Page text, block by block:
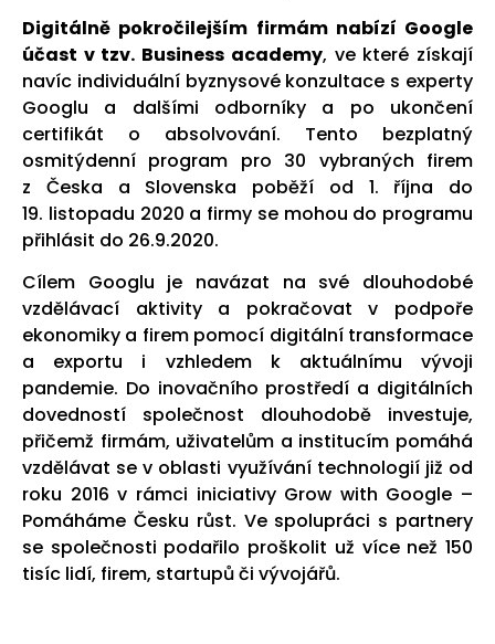
Digitálně pokročilejším firmám nabízí Google
účast v tzv. Business academy, ve které získají
navíc individuální byznysové konzultace s experty
Googlu a dalšími odborníky a po ukončení
certifikát o absolvování. Tento bezplatný
osmitýdenní program pro 30 vybraných firem
z Česka a Slovenska poběží od 1. října do
19. listopadu 2020 a firmy se mohou do programu
přihlásit do 26.9.2020.
Cílem Googlu je navázat na své dlouhodobé
vzdělávací aktivity a pokračovat v podpoře
ekonomiky a firem pomocí digitální transformace
a exportu i vzhledem k aktuálnímu vývoji
pandemie. Do inovačního prostředí a digitálních
dovedností společnost dlouhodobě investuje,
přičemž firmám, uživatelům a institucím pomáhá
vzdělávat se v oblasti využívání technologií již od
roku 2016 v rámci iniciativy Grow with Google –
Pomáháme Česku růst. Ve spolupráci s partnery
se společnosti podařilo proškolit už více než 150
tisíc lidí, firem, startupů či vývojářů.